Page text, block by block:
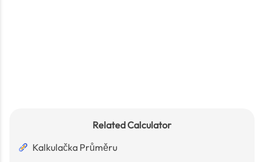
Related Calculator
Kalkulačka Průměru